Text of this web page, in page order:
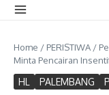
Home / PERISTIWA /
Minta Pencairan
HL PALEMBANG